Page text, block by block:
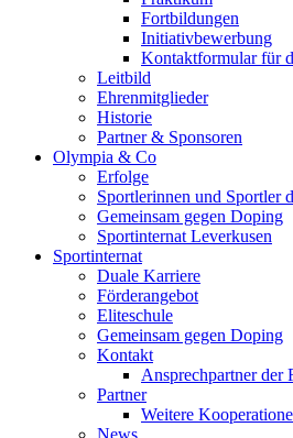
Fortbildungen
Initiativbewerbung
Kontaktformular für
Leitbild
Ehrenmitglieder
Historie
Partner & Sponsoren
Olympia & Co
Erfolge
Sportlerinnen und Sportler
Gemeinsam gegen Doping
Sportinternat Leverkusen
Sportinternat
Duale Karriere
Förderangebot
Eliteschule
Gemeinsam gegen Doping
Kontakt
Ansprechpartner der
Partner
Weitere
News